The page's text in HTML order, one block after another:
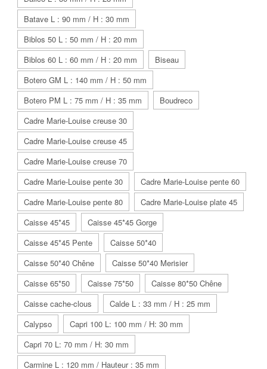
Batave L : 90 mm / H : 30 mm
Biblos 50 L : 50 mm / H : 20 mm
Biblos 60 L : 60 mm / H : 20 mm
Biseau
Botero GM L : 140 mm / H : 50 mm
Botero PM L : 75 mm / H : 35 mm
Boudreco
Cadre Marie-Louise creuse 30
Cadre Marie-Louise creuse 45
Cadre Marie-Louise creuse 70
Cadre Marie-Louise pente 30
Cadre Marie-Louise pente 60
Cadre Marie-Louise pente 80
Cadre Marie-Louise plate 45
Caisse 45*45
Caisse 45*45 Gorge
Caisse 45*45 Pente
Caisse 50*40
Caisse 50*40 Chêne
Caisse 50*40 Merisier
Caisse 65*50
Caisse 75*50
Caisse 80*50 Chêne
Caisse cache-clous
Calde L : 33 mm / H : 25 mm
Calypso
Capri 100 L: 100 mm / H: 30 mm
Capri 70 L: 70 mm / H: 30 mm
Carmine L : 120 mm / Hauteur : 35 mm